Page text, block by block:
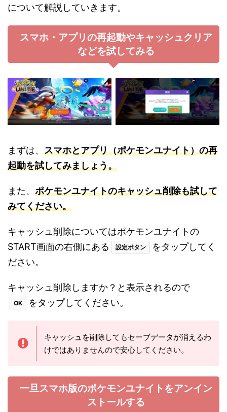
について解説していきます。
スマホ・アプリの再起動やキャッシュクリア
などを試してみる
まずは、 スマホとアプリ（ポケモンユナイト）の再
起動を試してみましょう。
また、 ポケモンユナイトのキャッシュ削除も試して
みてください。
キャッシュ削除についてはポケモンユナイトの
START画面の右側にある
設定ボタン
をタップしてく
ださい。
キャッシュ削除しますか？と表示されるので
OK をタップしてください。
キャッシュを削除してもセーブデータが消えるわ
けではありませんので安心してください。
一旦スマホ版のポケモンユナイトをアンイン
ストールする